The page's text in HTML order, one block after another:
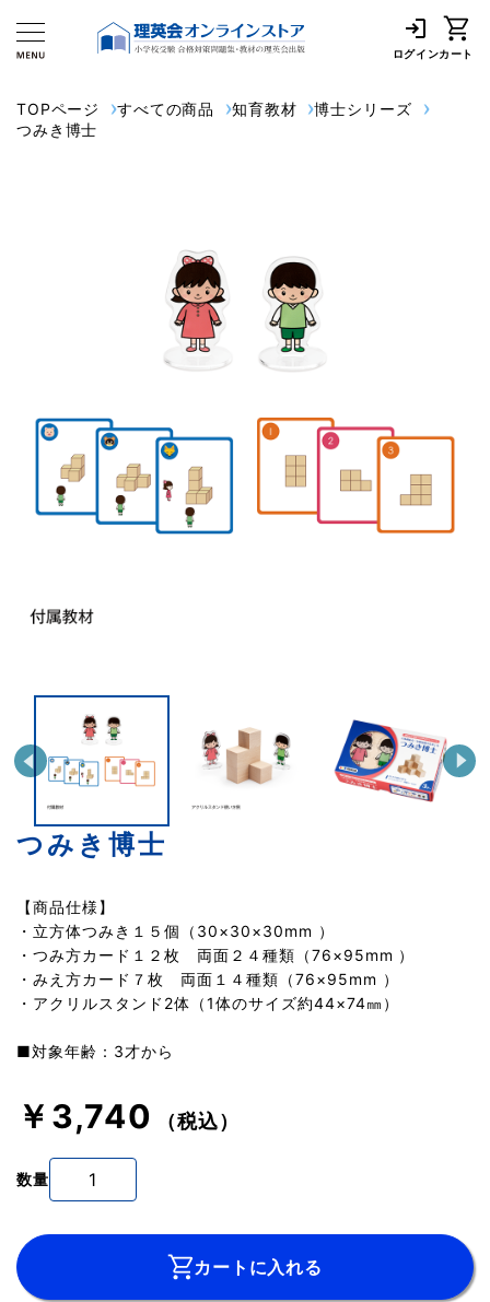
ログインカート
TOPページ すべての商品 知育教材
博士シリーズ
つみき博士
つみき博士
【商品仕様】
・立方体つみき１５個（30×30×30mm ）
・つみ方カード１２枚 両面２４種類（76×95mm ）
・みえ方カード７枚 両面１４種類（76×95mm ）
・アクリルスタンド2体（1体のサイズ約44×74㎜）
■対象年齢：3才から
￥3,740 （税込）
数量
カートに入れる